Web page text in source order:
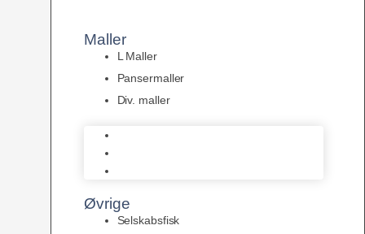
Maller
L Maller
Pansermaller
Div. maller
Øvrige
Selskabsfisk